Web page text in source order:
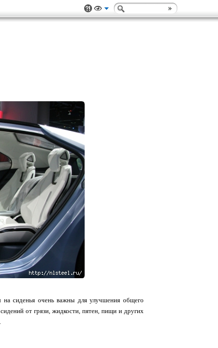
сиденья очень важны для улучшения общего
от грязи, жидкости, пятен, пищи и других